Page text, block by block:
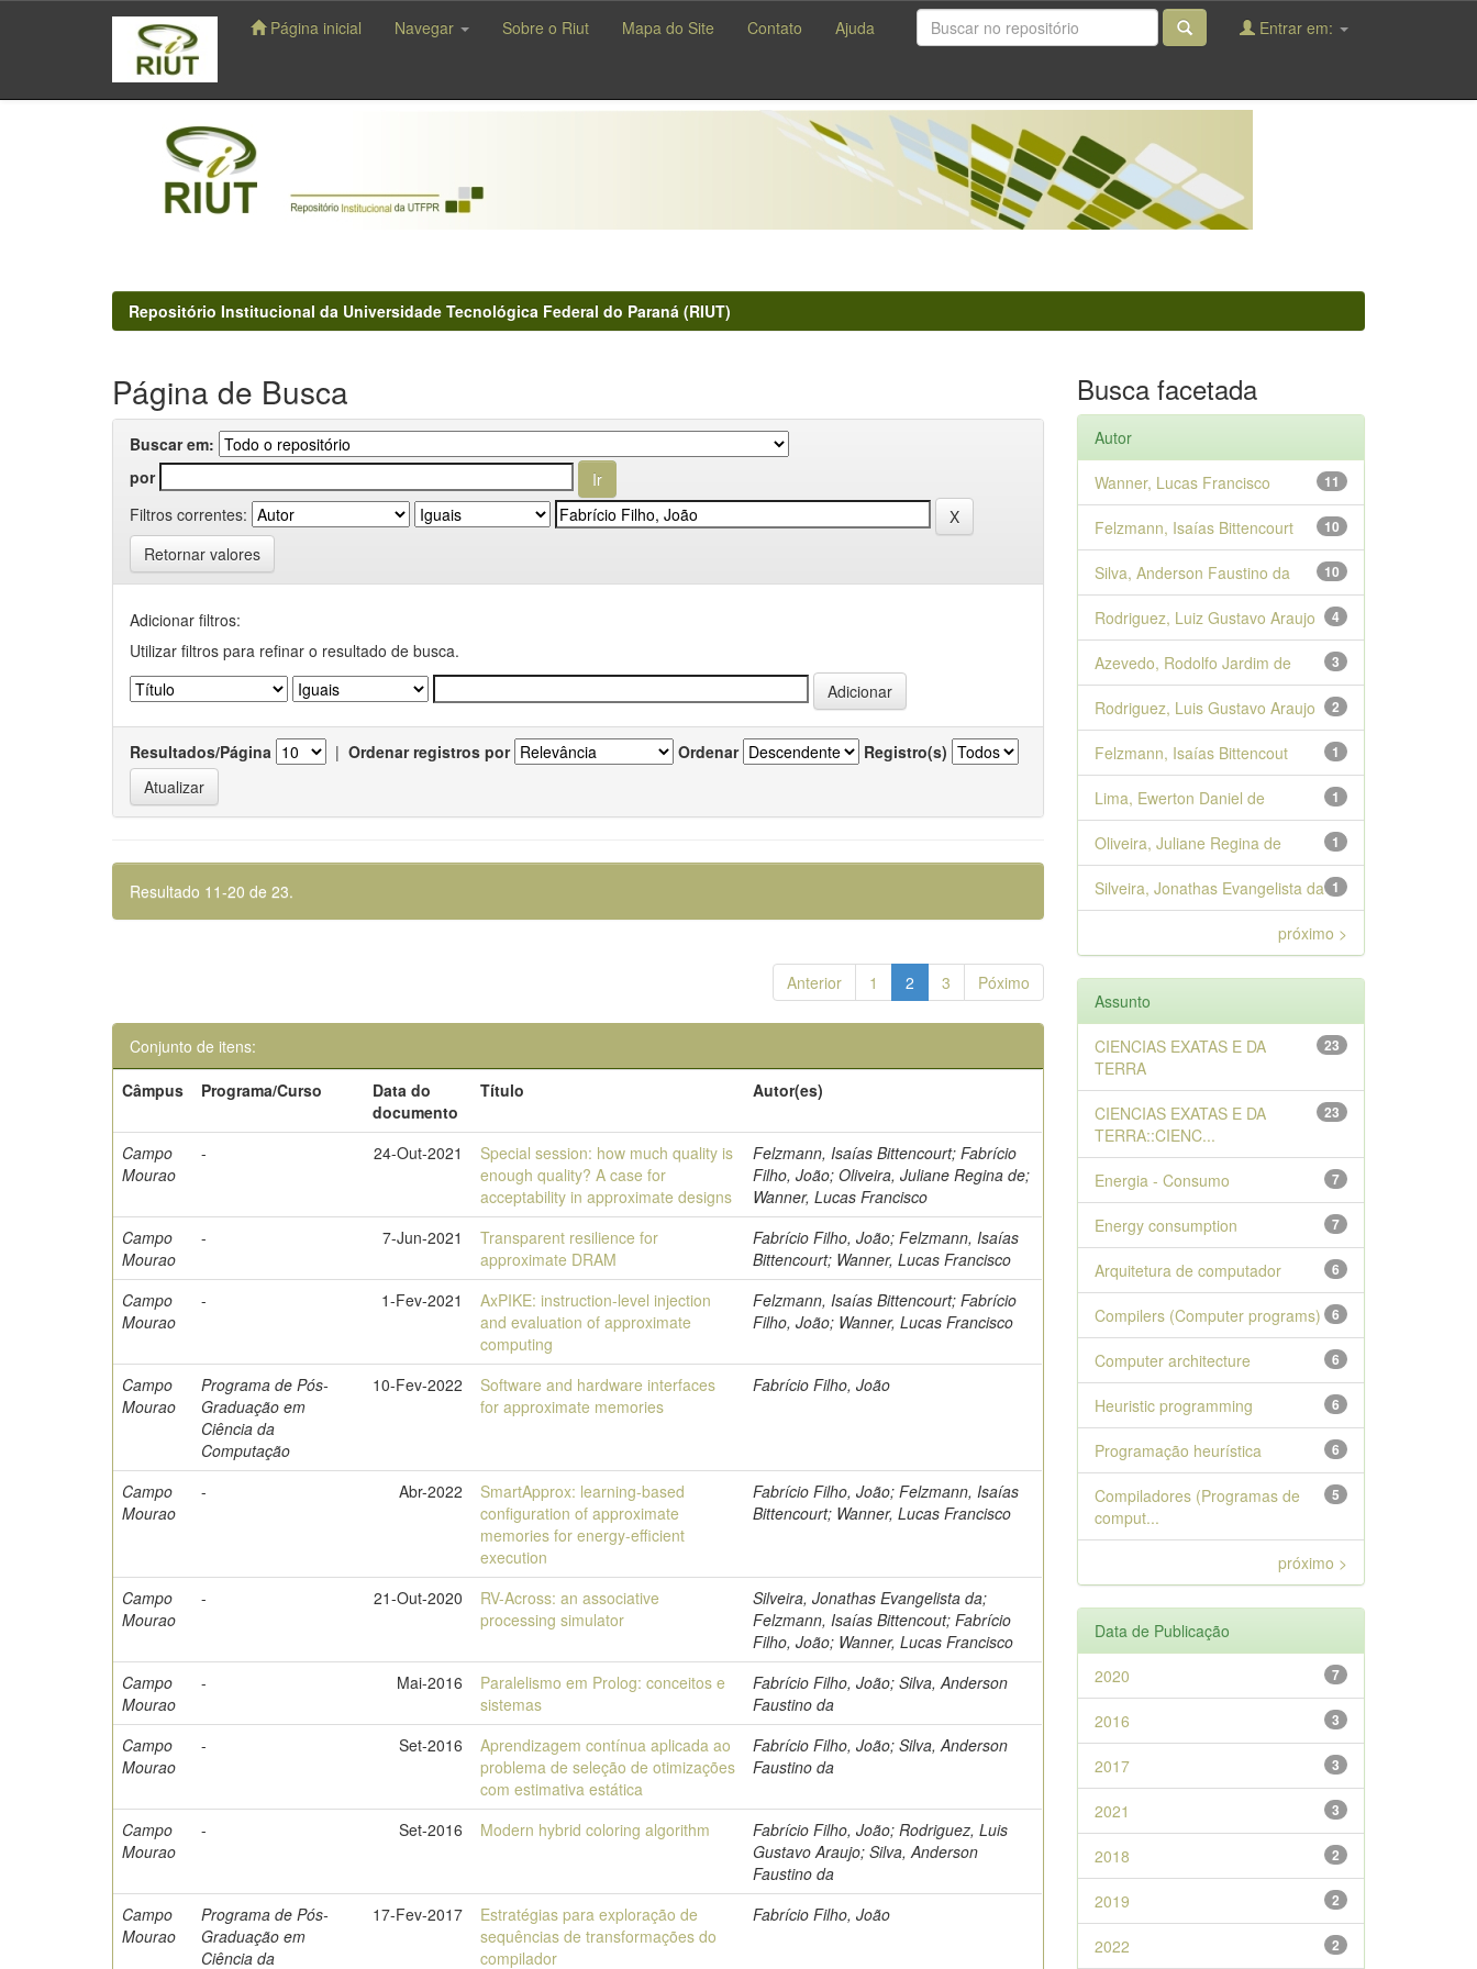
navigation
Página inicial Navegar Sobre o Riut Mapa do Site Contato Ajuda Entrar em:
Repositório Institucional da Universidade Tecnológica Federal do Paraná (RIUT)
Página de Busca
Buscar em:
por
Filtros correntes:
Retornar valores
Adicionar filtros:
Utilizar filtros para refinar o resultado de busca.
Resultados/Página | Ordenar registros por Ordenar Registro(s)
Resultado 11-20 de 23.
Anterior 1 2 3 Póximo
Conjunto de itens:
Câmpus
Programa/Curso
Data do
documento
Título Autor(es)
Campo
Mourao
- 24-Out-2021
Special session: how much quality is
enough quality? A case for
acceptability in approximate designs
Felzmann, Isaías Bittencourt; Fabrício
Filho, João; Oliveira, Juliane Regina de;
Wanner, Lucas Francisco
Campo
Mourao
- 7-Jun-2021
Transparent resilience for
approximate DRAM
Fabrício Filho, João; Felzmann, Isaías
Bittencourt; Wanner, Lucas Francisco
Campo
Mourao
- 1-Fev-2021
AxPIKE: instruction-level injection
and evaluation of approximate
computing
Felzmann, Isaías Bittencourt; Fabrício
Filho, João; Wanner, Lucas Francisco
Campo
Mourao
Programa de Pós-
Graduação em
Ciência da
Computação
10-Fev-2022
Software and hardware interfaces
for approximate memories
Fabrício Filho, João
Campo
Mourao
- Abr-2022
SmartApprox: learning-based
configuration of approximate
memories for energy-efficient
execution
Fabrício Filho, João; Felzmann, Isaías
Bittencourt; Wanner, Lucas Francisco
Campo
Mourao
- 21-Out-2020
RV-Across: an associative
processing simulator
Silveira, Jonathas Evangelista da;
Felzmann, Isaías Bittencout; Fabrício
Filho, João; Wanner, Lucas Francisco
Campo
Mourao
- Mai-2016
Paralelismo em Prolog: conceitos e
sistemas
Fabrício Filho, João; Silva, Anderson
Faustino da
Campo
Mourao
- Set-2016
Aprendizagem contínua aplicada ao
problema de seleção de otimizações
com estimativa estática
Fabrício Filho, João; Silva, Anderson
Faustino da
Campo
Mourao
- Set-2016 Modern hybrid coloring algorithm
Fabrício Filho, João; Rodriguez, Luis
Gustavo Araujo; Silva, Anderson
Faustino da
Campo
Mourao
Programa de Pós-
Graduação em
Ciência da
17-Fev-2017
Estratégias para exploração de
sequências de transformações do
compilador
Fabrício Filho, João
Busca facetada
Autor
11
Wanner, Lucas Francisco
10
Felzmann, Isaías Bittencourt
10
Silva, Anderson Faustino da
4
Rodriguez, Luiz Gustavo Araujo
3
Azevedo, Rodolfo Jardim de
2
Rodriguez, Luis Gustavo Araujo
1
Felzmann, Isaías Bittencout
1
Lima, Ewerton Daniel de
1
Oliveira, Juliane Regina de
1
Silveira, Jonathas Evangelista da
próximo >
Assunto
23
CIENCIAS EXATAS E DA
TERRA
23
CIENCIAS EXATAS E DA
TERRA::CIENC...
7
Energia - Consumo
7
Energy consumption
6
Arquitetura de computador
6
Compilers (Computer programs)
6
Computer architecture
6
Heuristic programming
6
Programação heurística
5
Compiladores (Programas de
comput...
próximo >
Data de Publicação
7
2020
3
2016
3
2017
3
2021
2
2018
2
2019
2
2022